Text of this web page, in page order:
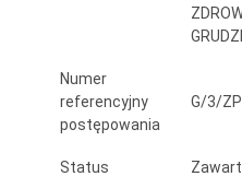
Numer
referencyjny
postępowania
G/3/
Status